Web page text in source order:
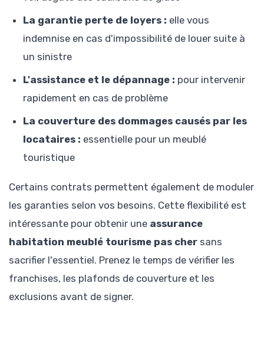
La garantie perte de loyers : elle vous
indemnise en cas d'impossibilité de louer suite à
un sinistre
L'assistance et le dépannage : pour intervenir
rapidement en cas de problème
La couverture des dommages causés par les
locataires : essentielle pour un meublé
touristique
Certains contrats permettent également de moduler
les garanties selon vos besoins. Cette flexibilité est
intéressante pour obtenir une assurance
habitation meublé tourisme pas cher sans
sacrifier l'essentiel. Prenez le temps de vérifier les
franchises, les plafonds de couverture et les
exclusions avant de signer.